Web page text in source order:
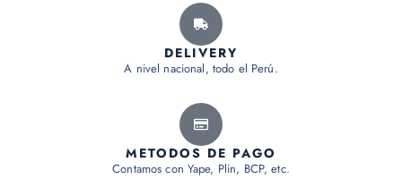
DELIVERY
A nivel nacional, todo el Perú.
METODOS DE PAGO
Contamos con Yape, Plin, BCP, etc.